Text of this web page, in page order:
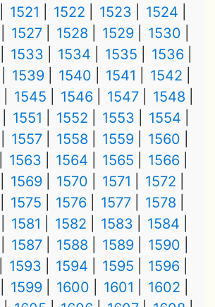
1521 1522 1523
1524
1527 1528 1529
1530
1533 1534 1535
1536
1539 1540 1541
1542
1545 1546 1547
1548
1551 1552 1553
1554
1557 1558 1559
1560
1563 1564 1565
1566
1569 1570 1571
1572
1575 1576 1577
1578
1581 1582 1583
1584
1587 1588 1589
1590
1593 1594 1595
1596
1599 1600 1601
1602